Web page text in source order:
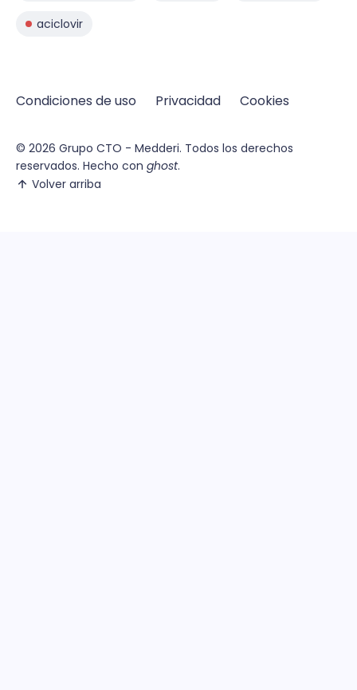
aciclovir
Condiciones de uso Privacidad Cookies
© 2026 Grupo CTO - Medderi. Todos los derechos
reservados. Hecho con ghost.
Volver arriba